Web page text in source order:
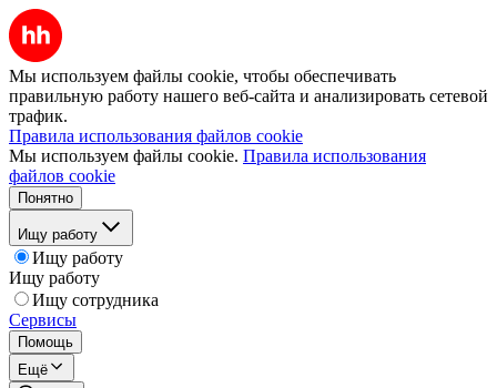
Мы используем файлы cookie, чтобы обеспечивать
правильную работу нашего веб-сайта и анализировать сетевой
трафик.
Правила использования файлов cookie
Мы используем файлы cookie. Правила использования
файлов cookie
Понятно
Ищу работу
Ищу работу
Ищу работу
Ищу сотрудника
Сервисы
Помощь
Ещё